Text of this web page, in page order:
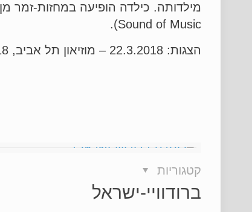
Sound of Music).
הצגות: 22.3.2018 – מוזיאון תל אביב, 24.3.2018 – תיאטרון ירושלים. מחיר כרטיס: 105 – 505 שקל.
קטגוריות
ברודוויי-ישראל